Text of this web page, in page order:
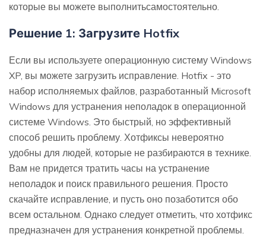
которые вы можете выполнитьсамостоятельно.
Решение 1: Загрузите Hotfix
Если вы используете операционную систему Windows
XP, вы можете загрузить исправление. Hotfix - это
набор исполняемых файлов, разработанный Microsoft
Windows для устранения неполадок в операционной
системе Windows. Это быстрый, но эффективный
способ решить проблему. Хотфиксы невероятно
удобны для людей, которые не разбираются в технике.
Вам не придется тратить часы на устранение
неполадок и поиск правильного решения. Просто
скачайте исправление, и пусть оно позаботится обо
всем остальном. Однако следует отметить, что хотфикс
предназначен для устранения конкретной проблемы.